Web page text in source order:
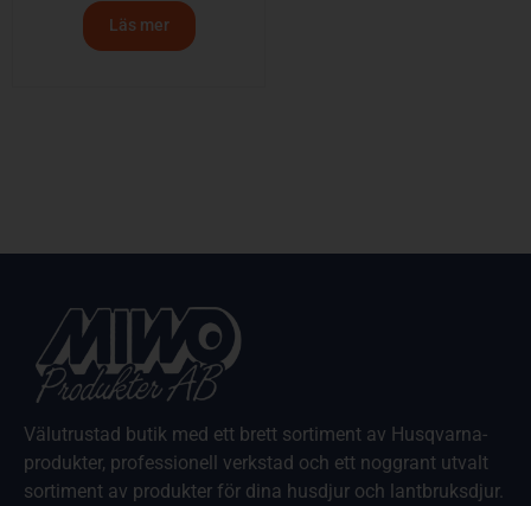
Läs mer
Välutrustad butik med ett brett sortiment av Husqvarna-
produkter, professionell verkstad och ett noggrant utvalt
sortiment av produkter för dina husdjur och lantbruksdjur.